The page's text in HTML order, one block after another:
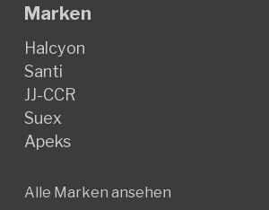
Marken
Halcyon
Santi
JJ-CCR
Suex
Apeks
Alle Marken ansehen